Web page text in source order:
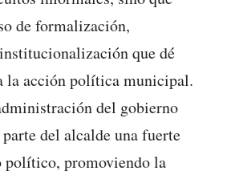
de formalización,
que dé
la acción política municipal.
del gobierno
del alcalde una fuerte
político, promoviendo la